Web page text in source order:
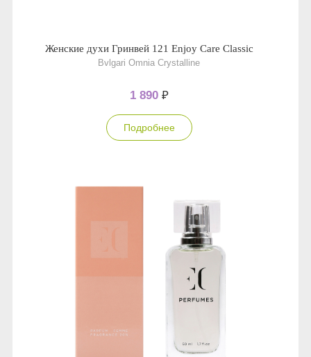
Женские духи Гринвей 121 Enjoy Care Classic
Bvlgari Omnia Crystalline
1 890 ₽
Подробнее